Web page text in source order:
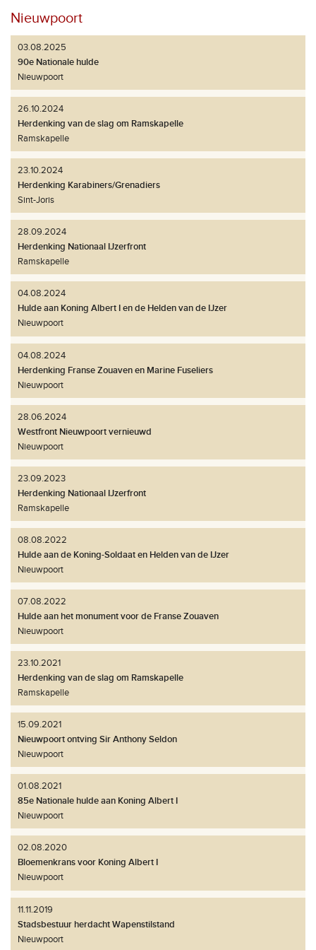
Nieuwpoort
03.08.2025
90e Nationale hulde
Nieuwpoort
26.10.2024
Herdenking van de slag om Ramskapelle
Ramskapelle
23.10.2024
Herdenking Karabiners/Grenadiers
Sint-Joris
28.09.2024
Herdenking Nationaal IJzerfront
Ramskapelle
04.08.2024
Hulde aan Koning Albert I en de Helden van de IJzer
Nieuwpoort
04.08.2024
Herdenking Franse Zouaven en Marine Fuseliers
Nieuwpoort
28.06.2024
Westfront Nieuwpoort vernieuwd
Nieuwpoort
23.09.2023
Herdenking Nationaal IJzerfront
Ramskapelle
08.08.2022
Hulde aan de Koning-Soldaat en Helden van de IJzer
Nieuwpoort
07.08.2022
Hulde aan het monument voor de Franse Zouaven
Nieuwpoort
23.10.2021
Herdenking van de slag om Ramskapelle
Ramskapelle
15.09.2021
Nieuwpoort ontving Sir Anthony Seldon
Nieuwpoort
01.08.2021
85e Nationale hulde aan Koning Albert I
Nieuwpoort
02.08.2020
Bloemenkrans voor Koning Albert I
Nieuwpoort
11.11.2019
Stadsbestuur herdacht Wapenstilstand
Nieuwpoort